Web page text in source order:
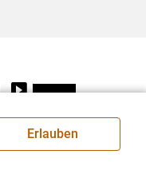
Youtube
Erlauben